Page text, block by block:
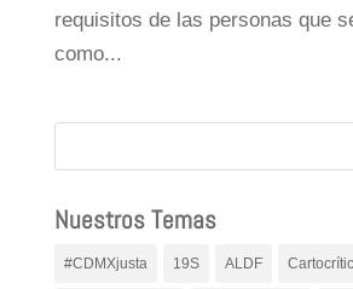
requisitos de las personas que
como...
Nuestros Temas
#CDMXjusta 19S ALDF